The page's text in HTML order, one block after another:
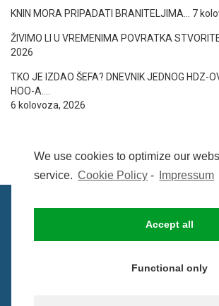
We use cookies to optimize our
service. Cookie Policy - Impressum
Accept all
Functional only
KNIN MORA PRIPADATI BRANITELJIMA… 7
ŽIVIMO LI U VREMENIMA POVRATKA
2026
TKO JE IZDAO ŠEFA? DNEVNIK JEDNOG HDZ-
HOO-A….
6 kolovoza, 2026